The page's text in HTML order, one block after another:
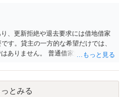
、更新拒絶や退去要求には借地借家
す。貸主の一方的な希望だけでは、
ありません。 普通借家契約から定期
になりますが、これは任意の合意が
ば成立しません。 12年間の居住実
がり、転居費用の準備が困難な事情
っとみる